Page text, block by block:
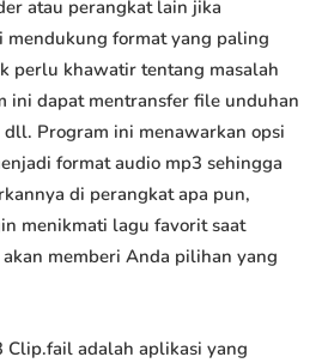
atau perangkat lain jika
format yang paling
perlu khawatir tentang masalah
ini dapat mentransfer file unduhan
Program ini menawarkan opsi
format audio mp3 sehingga
di perangkat apa pun,
menikmati lagu favorit saat
memberi Anda pilihan yang
Clip.fail adalah aplikasi yang